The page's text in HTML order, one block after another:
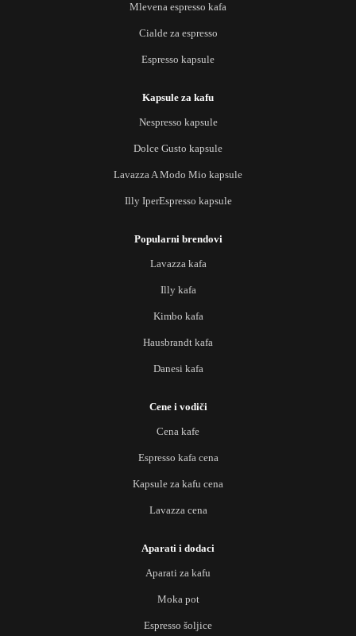
Mlevena espresso kafa
Cialde za espresso
Espresso kapsule
Kapsule za kafu
Nespresso kapsule
Dolce Gusto kapsule
Lavazza A Modo Mio kapsule
Illy IperEspresso kapsule
Popularni brendovi
Lavazza kafa
Illy kafa
Kimbo kafa
Hausbrandt kafa
Danesi kafa
Cene i vodiči
Cena kafe
Espresso kafa cena
Kapsule za kafu cena
Lavazza cena
Aparati i dodaci
Aparati za kafu
Moka pot
Espresso šoljice